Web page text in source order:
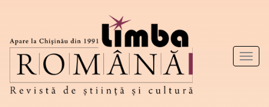
Toggle